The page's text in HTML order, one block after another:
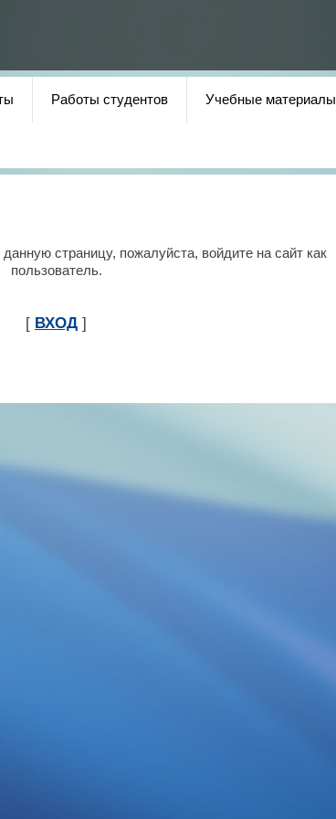
Работы студентов Учебные материалы
страницу, пожалуйста, войдите на сайт как
пользователь.
[ ВХОД ]